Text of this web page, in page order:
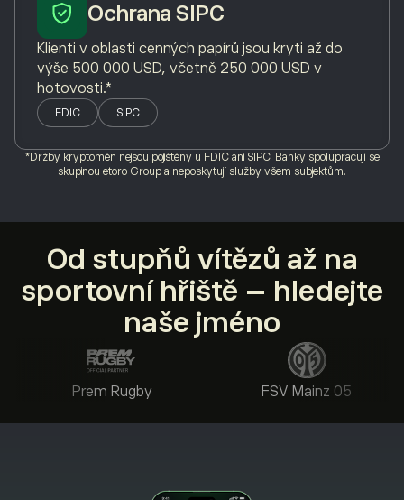
Ochrana SIPC
Klienti v oblasti cenných papírů jsou kryti až do
výše 500 000 USD, včetně 250 000 USD v
hotovosti.*
FDIC SIPC
*Držby kryptoměn nejsou pojištěny u FDIC ani SIPC. Banky spolupracují se
skupinou etoro Group a neposkytují služby všem subjektům.
Od stupňů vítězů až na
sportovní hřiště – hledejte
naše jméno
Prem Rugby FSV Mainz 05